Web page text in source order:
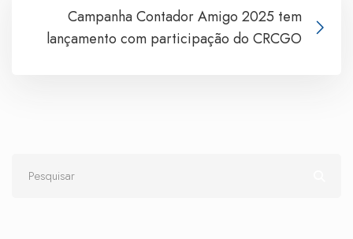
Campanha Contador Amigo 2025 tem
lançamento com participação do CRCGO